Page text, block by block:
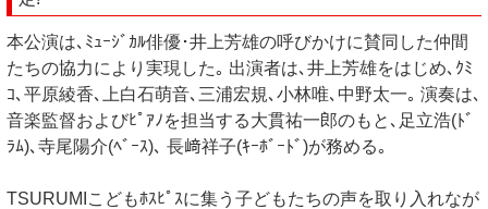
本公演は､ﾐｭｰｼﾞｶﾙ俳優･井上芳雄の呼びかけに賛同した仲間
たちの協力により実現した｡ 出演者は､井上芳雄をはじめ､ｸﾐ
ｺ､平原綾香､上白石萌音､三浦宏規､小林唯､中野太一｡ 演奏は､
音楽監督およびﾋﾟｱﾉを担当する大貫祐一郎のもと､足立浩(ﾄﾞ
ﾗﾑ)､寺尾陽介(ﾍﾞｰｽ)､ 長﨑祥子(ｷｰﾎﾞｰﾄﾞ)が務める｡
TSURUMIこどもﾎｽﾋﾟｽに集う子どもたちの声を取り入れなが